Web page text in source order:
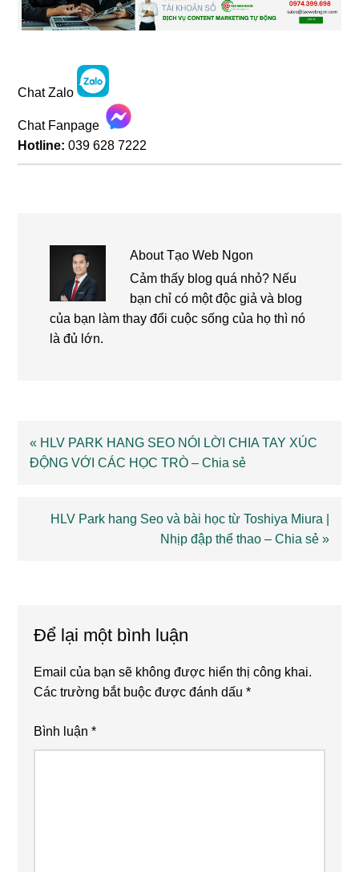
Chat Zalo
Chat Fanpage
Hotline: 039 628 7222
AboutTạo Web Ngon
Cảm thấy blog quá nhỏ? Nếu
bạn chỉ có một độc giả và blog
của bạn làm thay đổi cuộc sống của họ thì nó
là đủ lớn.
Previous
Post:
« HLV PARK HANG SEO NÓI LỜI CHIA TAY XÚC
ĐỘNG VỚI CÁC HỌC TRÒ – Chia sẻ
Next
HLV Park hang Seo và bài học từ Toshiya Miura |
Nhịp đập thể thao – Chia sẻ »
Để lại một bình luận
Email của bạn sẽ không được hiển thị công khai.
Các trường bắt buộc được đánh dấu*
Bình luận*